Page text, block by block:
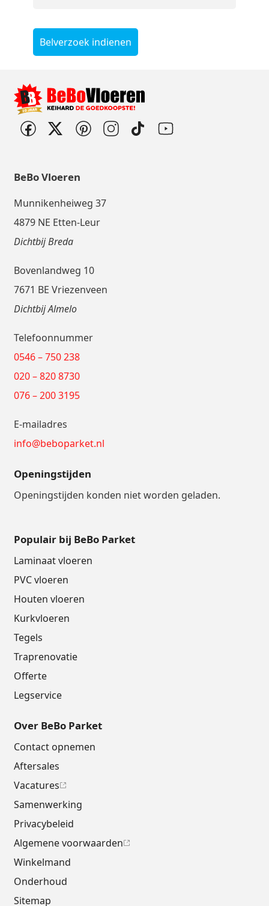
Belverzoek indienen
BeBo Vloeren
Munnikenheiweg 37
4879 NE Etten-Leur
Dichtbij Breda
Bovenlandweg 10
7671 BE Vriezenveen
Dichtbij Almelo
Telefoonnummer
0546 – 750 238
020 – 820 8730
076 – 200 3195
E-mailadres
info@beboparket.nl
Openingstijden
Openingstijden konden niet worden geladen.
Populair bij BeBo Parket
Laminaat vloeren
PVC vloeren
Houten vloeren
Kurkvloeren
Tegels
Traprenovatie
Offerte
Legservice
Over BeBo Parket
Contact opnemen
Aftersales
Vacatures
Samenwerking
Privacybeleid
Algemene voorwaarden
Winkelmand
Onderhoud
Sitemap